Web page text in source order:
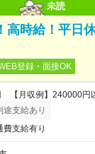
未読
高時給！平日
登録・面接OK
【月収例】240000円
途支給あり
費支給有り